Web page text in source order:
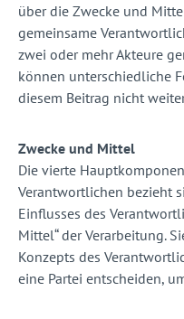
über die Zwecke und
gemeinsame
zwei oder mehr Akteure
können unterschiedliche
diesem Beitrag nicht
Zwecke und Mittel
Die vierte
Verantwortlichen bezieht
Einflusses des
Mittel“ der Verarbeitung.
Konzepts des
eine Partei entscheiden,